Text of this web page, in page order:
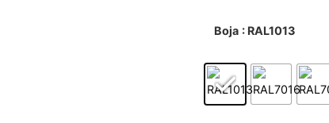
Boja : RAL1013